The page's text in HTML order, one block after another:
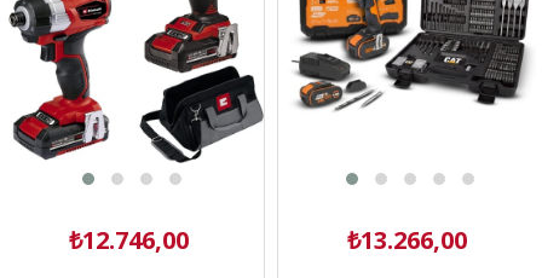
₺12.746,00 ₺13.266,00